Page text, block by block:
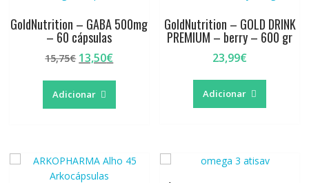
GoldNutrition – GABA 500mg
– 60 cápsulas
15,75€ O
original
era:
13,50€O
Adicionar
GoldNutrition – GOLD DRINK
PREMIUM – berry – 600 gr
23,99€
Adicionar